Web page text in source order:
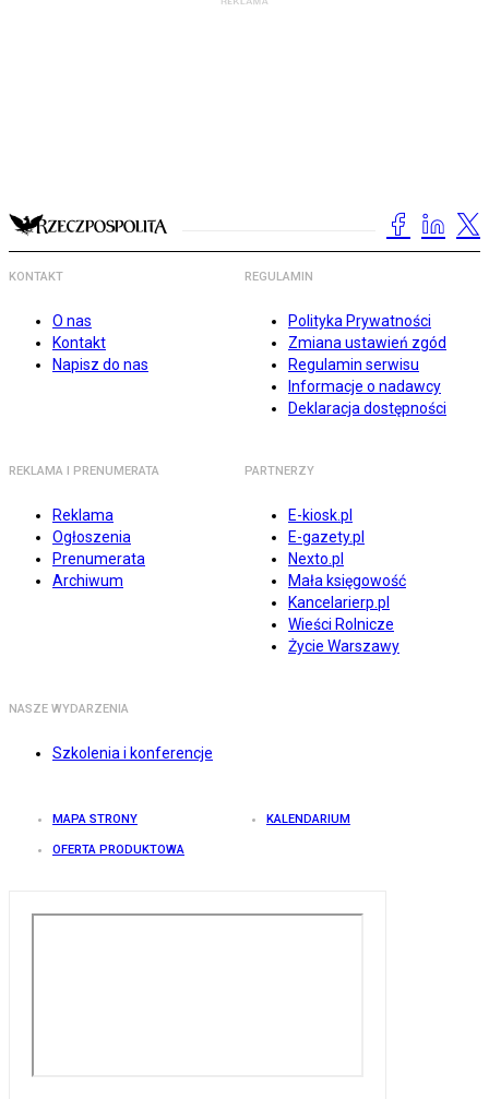
KONTAKT
O nas
Kontakt
Napisz do nas
REGULAMIN
Polityka Prywatności
Zmiana ustawień zgód
Regulamin serwisu
Informacje o nadawcy
Deklaracja dostępności
REKLAMA I PRENUMERATA
Reklama
Ogłoszenia
Prenumerata
Archiwum
PARTNERZY
E-kiosk.pl
E-gazety.pl
Nexto.pl
Mała księgowość
Kancelarierp.pl
Wieści Rolnicze
Życie Warszawy
NASZE WYDARZENIA
Szkolenia i konferencje
MAPA STRONY KALENDARIUM
OFERTA PRODUKTOWA